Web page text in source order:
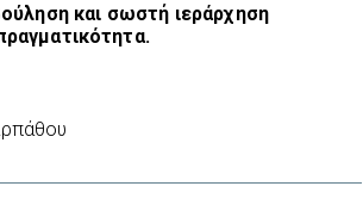
και σωστή ιεράρχηση